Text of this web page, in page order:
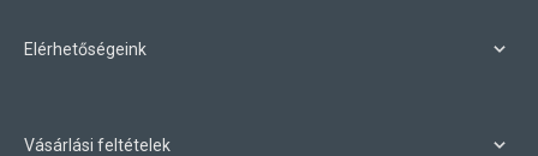
Elérhetőségeink
Vásárlási feltételek